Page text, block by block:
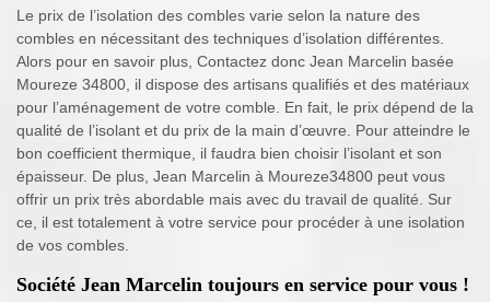
Le prix de l’isolation des combles varie selon la nature des
combles en nécessitant des techniques d’isolation différentes.
Alors pour en savoir plus, Contactez donc Jean Marcelin basée
Moureze 34800, il dispose des artisans qualifiés et des matériaux
pour l’aménagement de votre comble. En fait, le prix dépend de la
qualité de l’isolant et du prix de la main d’œuvre. Pour atteindre le
bon coefficient thermique, il faudra bien choisir l’isolant et son
épaisseur. De plus, Jean Marcelin à Moureze34800 peut vous
offrir un prix très abordable mais avec du travail de qualité. Sur
ce, il est totalement à votre service pour procéder à une isolation
de vos combles.
Société Jean Marcelin toujours en service pour vous !